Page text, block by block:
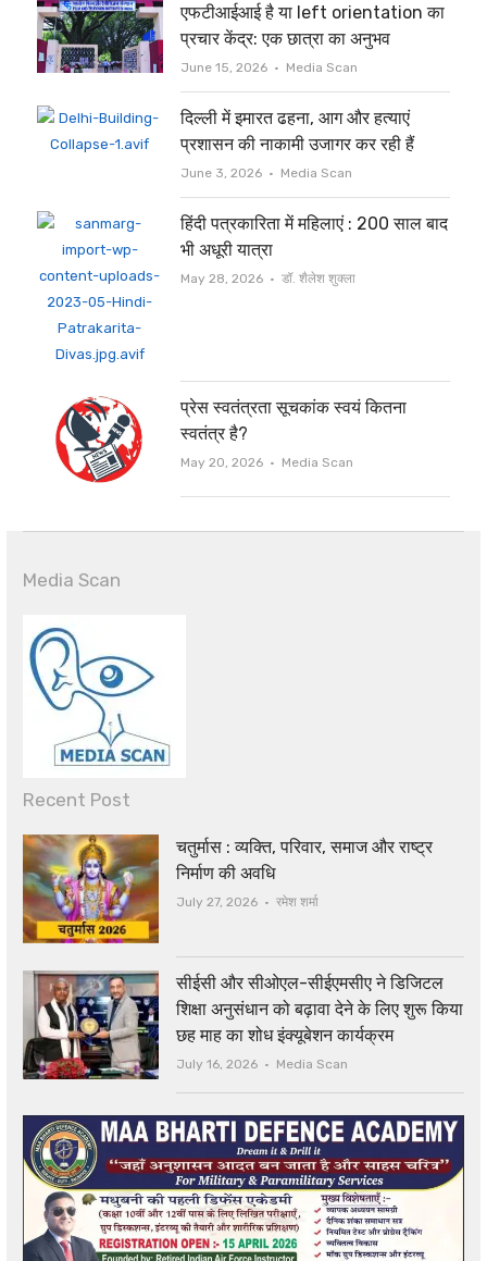
एफटीआईआई है या left orientation का
प्रचार केंद्र: एक छात्रा का अनुभव
June 15, 2026 Author
Media Scan
दिल्ली में इमारत ढहना, आग और हत्याएं
प्रशासन की नाकामी उजागर कर रही हैं
June 3, 2026 Author
Media Scan
हिंदी पत्रकारिता में महिलाएं : 200 साल बाद
भी अधूरी यात्रा
May 28, 2026 Author
डॉ. शैलेश शुक्ला
प्रेस स्वतंत्रता सूचकांक स्वयं कितना
स्वतंत्र है?
May 20, 2026 Author
Media Scan
Media Scan
Recent Post
चतुर्मास : व्यक्ति, परिवार, समाज और राष्ट्र
निर्माण की अवधि
July 27, 2026 Author
रमेश शर्मा
सीईसी और सीओएल-सीईएमसीए ने डिजिटल
शिक्षा अनुसंधान को बढ़ावा देने के लिए शुरू किया
छह माह का शोध इंक्यूबेशन कार्यक्रम
July 16, 2026 Author
Media Scan